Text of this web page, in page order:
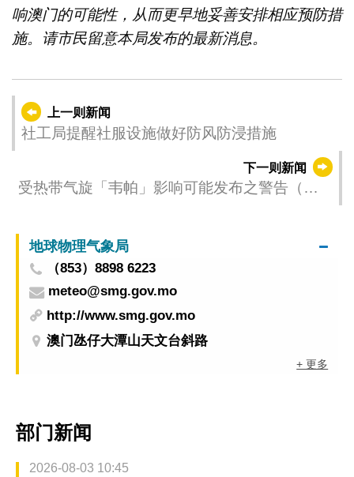
响澳门的可能性，从而更早地妥善安排相应预防措
施。请市民留意本局发布的最新消息。
上一则新闻
社工局提醒社服设施做好防风防浸措施
下一则新闻
受热带气旋「韦帕」影响可能发布之警告（更
地球物理气象局
（853）8898 6223
meteo@smg.gov.mo
http://www.smg.gov.mo
澳门氹仔大潭山天文台斜路
+ 更多
部门新闻
2026-08-03 10:45